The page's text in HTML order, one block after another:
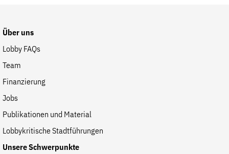
Über uns
Lobby FAQs
Team
Finanzierung
Jobs
Publikationen und Material
Lobbykritische Stadtführungen
Unsere Schwerpunkte